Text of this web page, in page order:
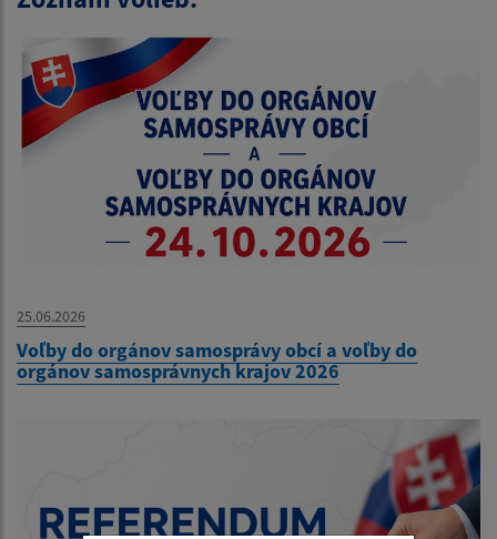
25.06.2026
Voľby do orgánov samosprávy obcí a voľby do
orgánov samosprávnych krajov 2026